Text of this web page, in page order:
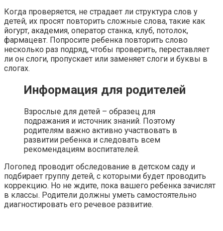
Когда проверяется, не страдает ли структура слов у
детей, их просят повторить сложные слова, такие как
йогурт, академия, оператор станка, клуб, потолок,
фармацевт. Попросите ребенка повторить слово
несколько раз подряд, чтобы проверить, переставляет
ли он слоги, пропускает или заменяет слоги и буквы в
слогах.
Информация для родителей
Взрослые для детей – образец для
подражания и источник знаний. Поэтому
родителям важно активно участвовать в
развитии ребенка и следовать всем
рекомендациям воспитателей.
Логопед проводит обследование в детском саду и
подбирает группу детей, с которыми будет проводить
коррекцию. Но не ждите, пока вашего ребенка зачислят
в классы. Родители должны уметь самостоятельно
диагностировать его речевое развитие.